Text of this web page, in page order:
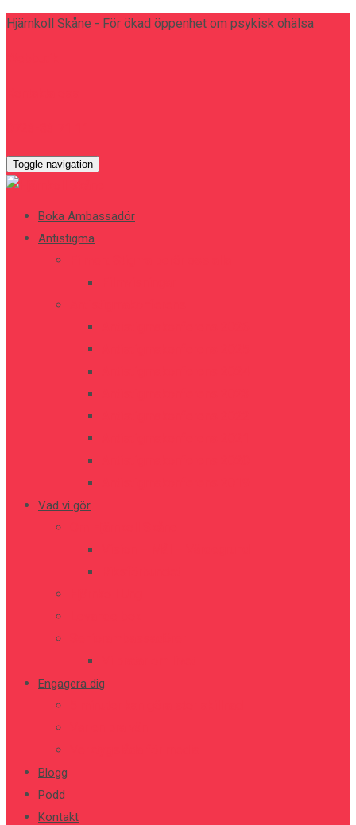
Hjärnkoll Skåne - För ökad öppenhet om psykisk ohälsa
Toggle navigation
Boka Ambassadör
Antistigma
Vad vi gör
Engagera dig
Blogg
Podd
Kontakt